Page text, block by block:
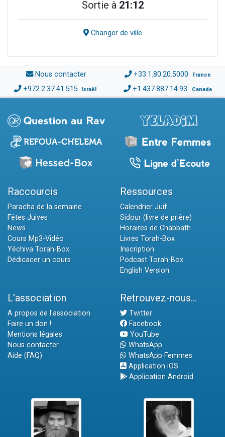
Sortie à 21:12
Changer de ville
Nous contacter +33.1.80.20.5000 France
+972.2.37.41.515 Israël +1.437.887.14.93 Canada
Raccourcis
Paracha de la semaine
Fêtes Juives
News
Cours Mp3-Vidéo
Yéchiva Torah-Box
Dédicacer un cours
Ressources
Calendrier Juif
Sidour (livre de prière)
Horaires de Chabbath
Livres Torah-Box
Inscription
Podcast Torah-Box
English Version
L'association
A propos de l'association
Faire un don !
Mentions légales
Nous contacter
Aide (FAQ)
Retrouvez-nous...
Twitter
Facebook
YouTube
WhatsApp
WhatsApp Femmes
Application iOS
Application Android